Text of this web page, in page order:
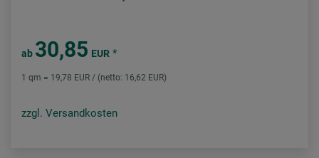
ab 30,85 EUR *
1 qm = 19,78 EUR / (netto: 16,62 EUR)
zzgl. Versandkosten